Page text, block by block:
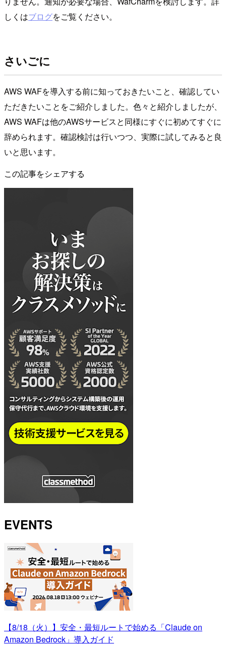
しくはブログをご覧ください。
さいごに
AWS WAFを導入する前に知っておきたいこと、確認してい
ただきたいことをご紹介しました。色々と紹介しましたが、
AWS WAFは他のAWSサービスと同様にすぐに初めてすぐに
辞められます。確認検討は行いつつ、実際に試してみると良
いと思います。
この記事をシェアする
EVENTS
【8/18（火）】安全・最短ルートで始める「Claude on
Amazon Bedrock」導入ガイド